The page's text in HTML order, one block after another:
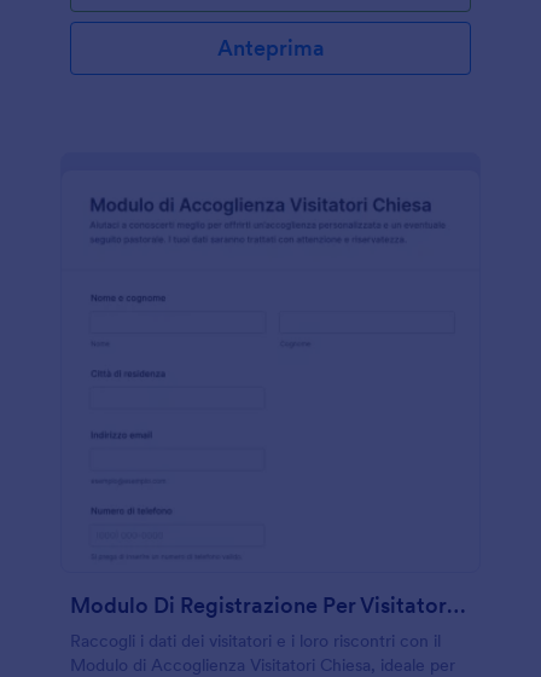
Anteprima
Modulo Di Registrazione Per Visitatori Della Chiesa
Raccogli i dati dei visitatori e i loro riscontri con il
Modulo di Accoglienza Visitatori Chiesa, ideale per